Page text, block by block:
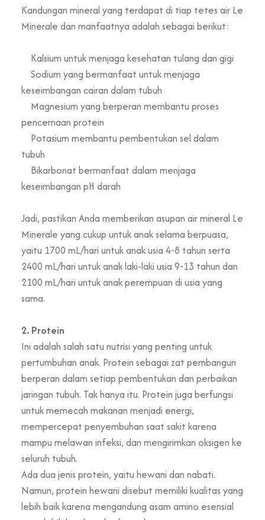
Kandungan mineral yang terdapat di tiap tetes air Le
Minerale dan manfaatnya adalah sebagai berikut:
Kalsium untuk menjaga kesehatan tulang dan gigi
Sodium yang bermanfaat untuk menjaga
keseimbangan cairan dalam tubuh
Magnesium yang berperan membantu proses
pencernaan protein
Potasium membantu pembentukan sel dalam
tubuh
Bikarbonat bermanfaat dalam menjaga
keseimbangan pH darah
Jadi, pastikan Anda memberikan asupan air mineral Le
Minerale yang cukup untuk anak selama berpuasa,
yaitu 1700 mL/hari untuk anak usia 4-8 tahun serta
2400 mL/hari untuk anak laki-laki usia 9-13 tahun dan
2100 mL/hari untuk anak perempuan di usia yang
sama.
2. Protein
Ini adalah salah satu nutrisi yang penting untuk
pertumbuhan anak. Protein sebagai zat pembangun
berperan dalam setiap pembentukan dan perbaikan
jaringan tubuh. Tak hanya itu. Protein juga berfungsi
untuk memecah makanan menjadi energi,
mempercepat penyembuhan saat sakit karena
mampu melawan infeksi, dan mengirimkan oksigen ke
seluruh tubuh.
Ada dua jenis protein, yaitu hewani dan nabati.
Namun, protein hewani disebut memiliki kualitas yang
lebih baik karena mengandung asam amino esensial